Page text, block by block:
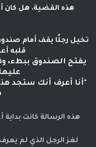
هذه القضية. هل كان
تخيل رجلًا يقف أمام
قلبه
يفتح الصندوق ببطء،
"أنا أعرف أنك ستجد
لغز الرجل الذي لم